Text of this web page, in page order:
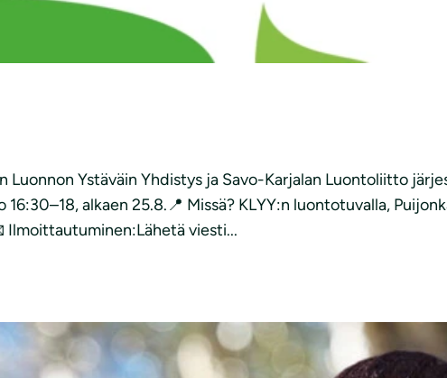
Luonnon Ystäväin Yhdistys ja Savo-Karjalan Luontoliitto
alkaen 25.8.📍 Missä? KLYY:n luontotuvalla,
Ilmoittautuminen:Lähetä viesti...